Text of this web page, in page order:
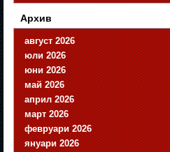
Архив
август 2026
юли 2026
юни 2026
май 2026
април 2026
март 2026
февруари 2026
януари 2026